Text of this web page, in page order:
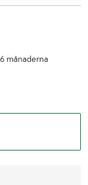
månaderna